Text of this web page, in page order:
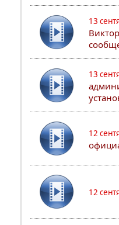
13
13
12
12